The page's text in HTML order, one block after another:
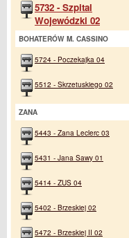
5732 - Szpital
Wojewódzki 02
BOHATERÓW M. CASSINO
5724 - Poczekajka 04
5512 - Skrzetuskiego 02
ZANA
5443 - Zana Leclerc 03
5431 - Jana Sawy 01
5414 - ZUS 04
5402 - Brzeskiej 02
5472 - Brzeskiej II 02